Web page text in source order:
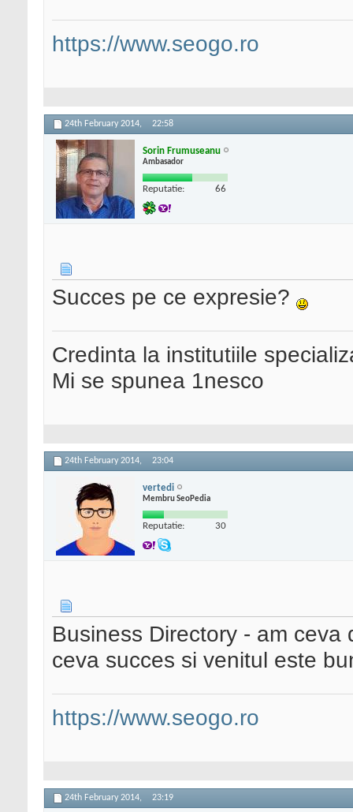
https://www.seogo.ro
24th February 2014, 22:58
Sorin Frumuseanu
Ambasador
Reputatie: 66
Succes pe ce expresie?
Credinta la institutiile
Mi se spunea 1nesco
24th February 2014, 23:04
vertedi
Membru SeoPedia
Reputatie: 30
Business Directory - am
ceva succes si venitul este
https://www.seogo.ro
24th February 2014, 23:19